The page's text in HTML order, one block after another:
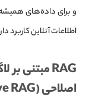
و برای داده‌های
اطلاعات آنلاین کاربرد
اصلاحی (Corrective RAG)